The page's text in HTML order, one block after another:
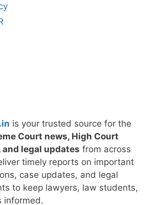
is your trusted source for the
Court news, High Court
legal updates from across
timely reports on important
case updates, and legal
to keep lawyers, law students,
informed.